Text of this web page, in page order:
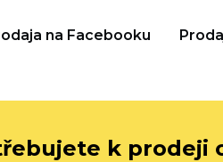
na Facebooku
k prodeji